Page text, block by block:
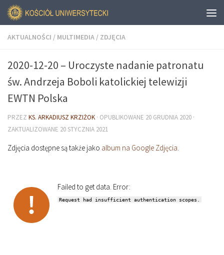
AKTUALNOŚCI / MULTIMEDIA / ZDJĘCIA
2020-12-20 – Uroczyste nadanie patronatu
św. Andrzeja Boboli katolickiej telewizji
EWTN Polska
PRZEZ KS. ARKADIUSZ KRZIŻOK · OPUBLIKOWANE 20 GRUDNIA 2020 ·
ZAKTUALIZOWANE 20 STYCZNIA 2021
Zdjęcia dostępne są także jako album na Google Zdjęcia.
Failed to get data. Error:
Request had insufficient authentication scopes.